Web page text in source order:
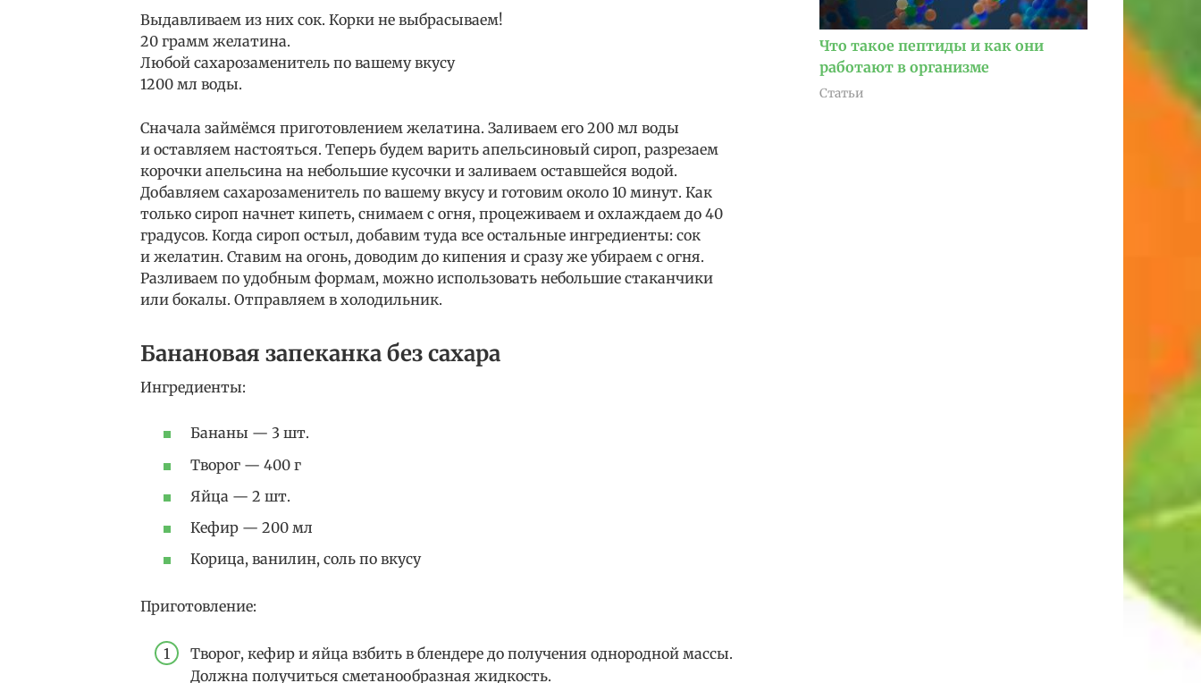
Выдавливаем из них сок. Корки не выбрасываем!
20 грамм желатина.
Любой сахарозаменитель по вашему вкусу
1200 мл воды.
Сначала займёмся приготовлением желатина. Заливаем его 200 мл воды
и оставляем настояться. Теперь будем варить апельсиновый сироп, разрезаем
корочки апельсина на небольшие кусочки и заливаем оставшейся водой.
Добавляем сахарозаменитель по вашему вкусу и готовим около 10 минут. Как
только сироп начнет кипеть, снимаем с огня, процеживаем и охлаждаем до 40
градусов. Когда сироп остыл, добавим туда все остальные ингредиенты: сок
и желатин. Ставим на огонь, доводим до кипения и сразу же убираем с огня.
Разливаем по удобным формам, можно использовать небольшие стаканчики
или бокалы. Отправляем в холодильник.
Банановая запеканка без сахара
Ингредиенты:
Бананы — 3 шт.
Творог — 400 г
Яйца — 2 шт.
Кефир — 200 мл
Корица, ванилин, соль по вкусу
Приготовление:
Творог, кефир и яйца взбить в блендере до получения однородной массы.
Должна получиться сметанообразная жидкость.
Что такое пептиды и как они
работают в организме
Статьи